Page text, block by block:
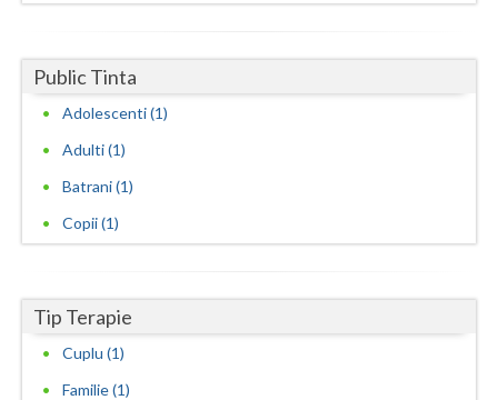
Prahova
Salaj
Satu-Mare
Suceava
Timis
Tulcea
Public Tinta
Adolescenti (1)
Adulti (1)
Batrani (1)
Copii (1)
Tip Terapie
Cuplu (1)
Familie (1)